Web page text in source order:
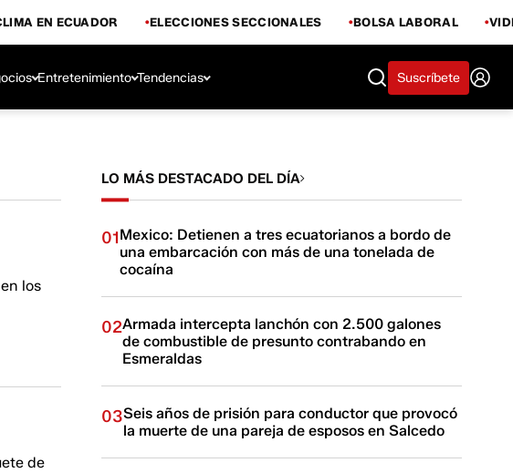
EN ECUADOR ELECCIONES SECCIONALES BOLSA LABORAL
Entretenimiento Tendencias Suscríbete
los
de
LO MÁS DESTACADO DEL DÍA
01Mexico: Detienen a tres ecuatorianos a bordo de
una embarcación con más de una tonelada de
cocaína
02Armada intercepta lanchón con 2.500 galones
de combustible de presunto contrabando en
Esmeraldas
03Seis años de prisión para conductor que provocó
la muerte de una pareja de esposos en Salcedo